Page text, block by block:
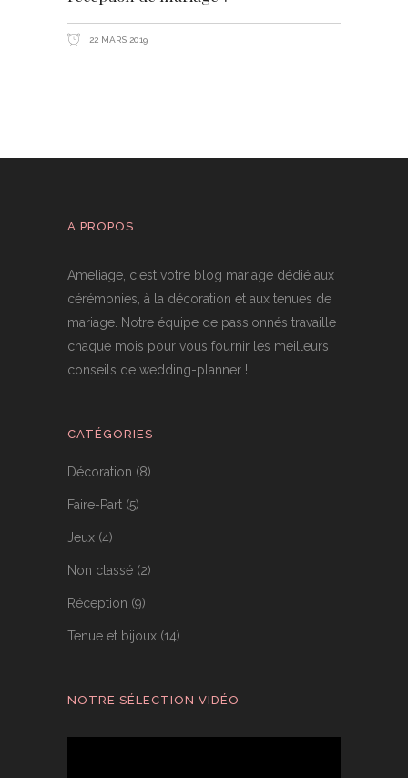
22 MARS 2019
A PROPOS
Ameliage, c'est votre blog mariage dédié aux
cérémonies, à la décoration et aux tenues de
mariage. Notre équipe de passionnés travaille
chaque mois pour vous fournir les meilleurs
conseils de wedding-planner !
CATÉGORIES
Décoration (8)
Faire-Part (5)
Jeux (4)
Non classé (2)
Réception (9)
Tenue et bijoux (14)
NOTRE SÉLECTION VIDÉO